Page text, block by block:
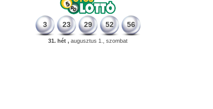
3 23 29 52 56
31. hét , augusztus 1., szombat